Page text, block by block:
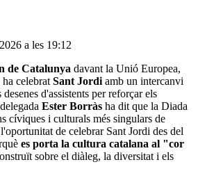
a les 19:12
de Catalunya davant la Unió Europea,
ha celebrat Sant Jordi amb un intercanvi
d'assistents per reforçar els
Ester Borràs ha dit que la Diada
cíviques i culturals més singulars de
de celebrar Sant Jordi des del
es porta la cultura catalana al "cor
sobre el diàleg, la diversitat i els